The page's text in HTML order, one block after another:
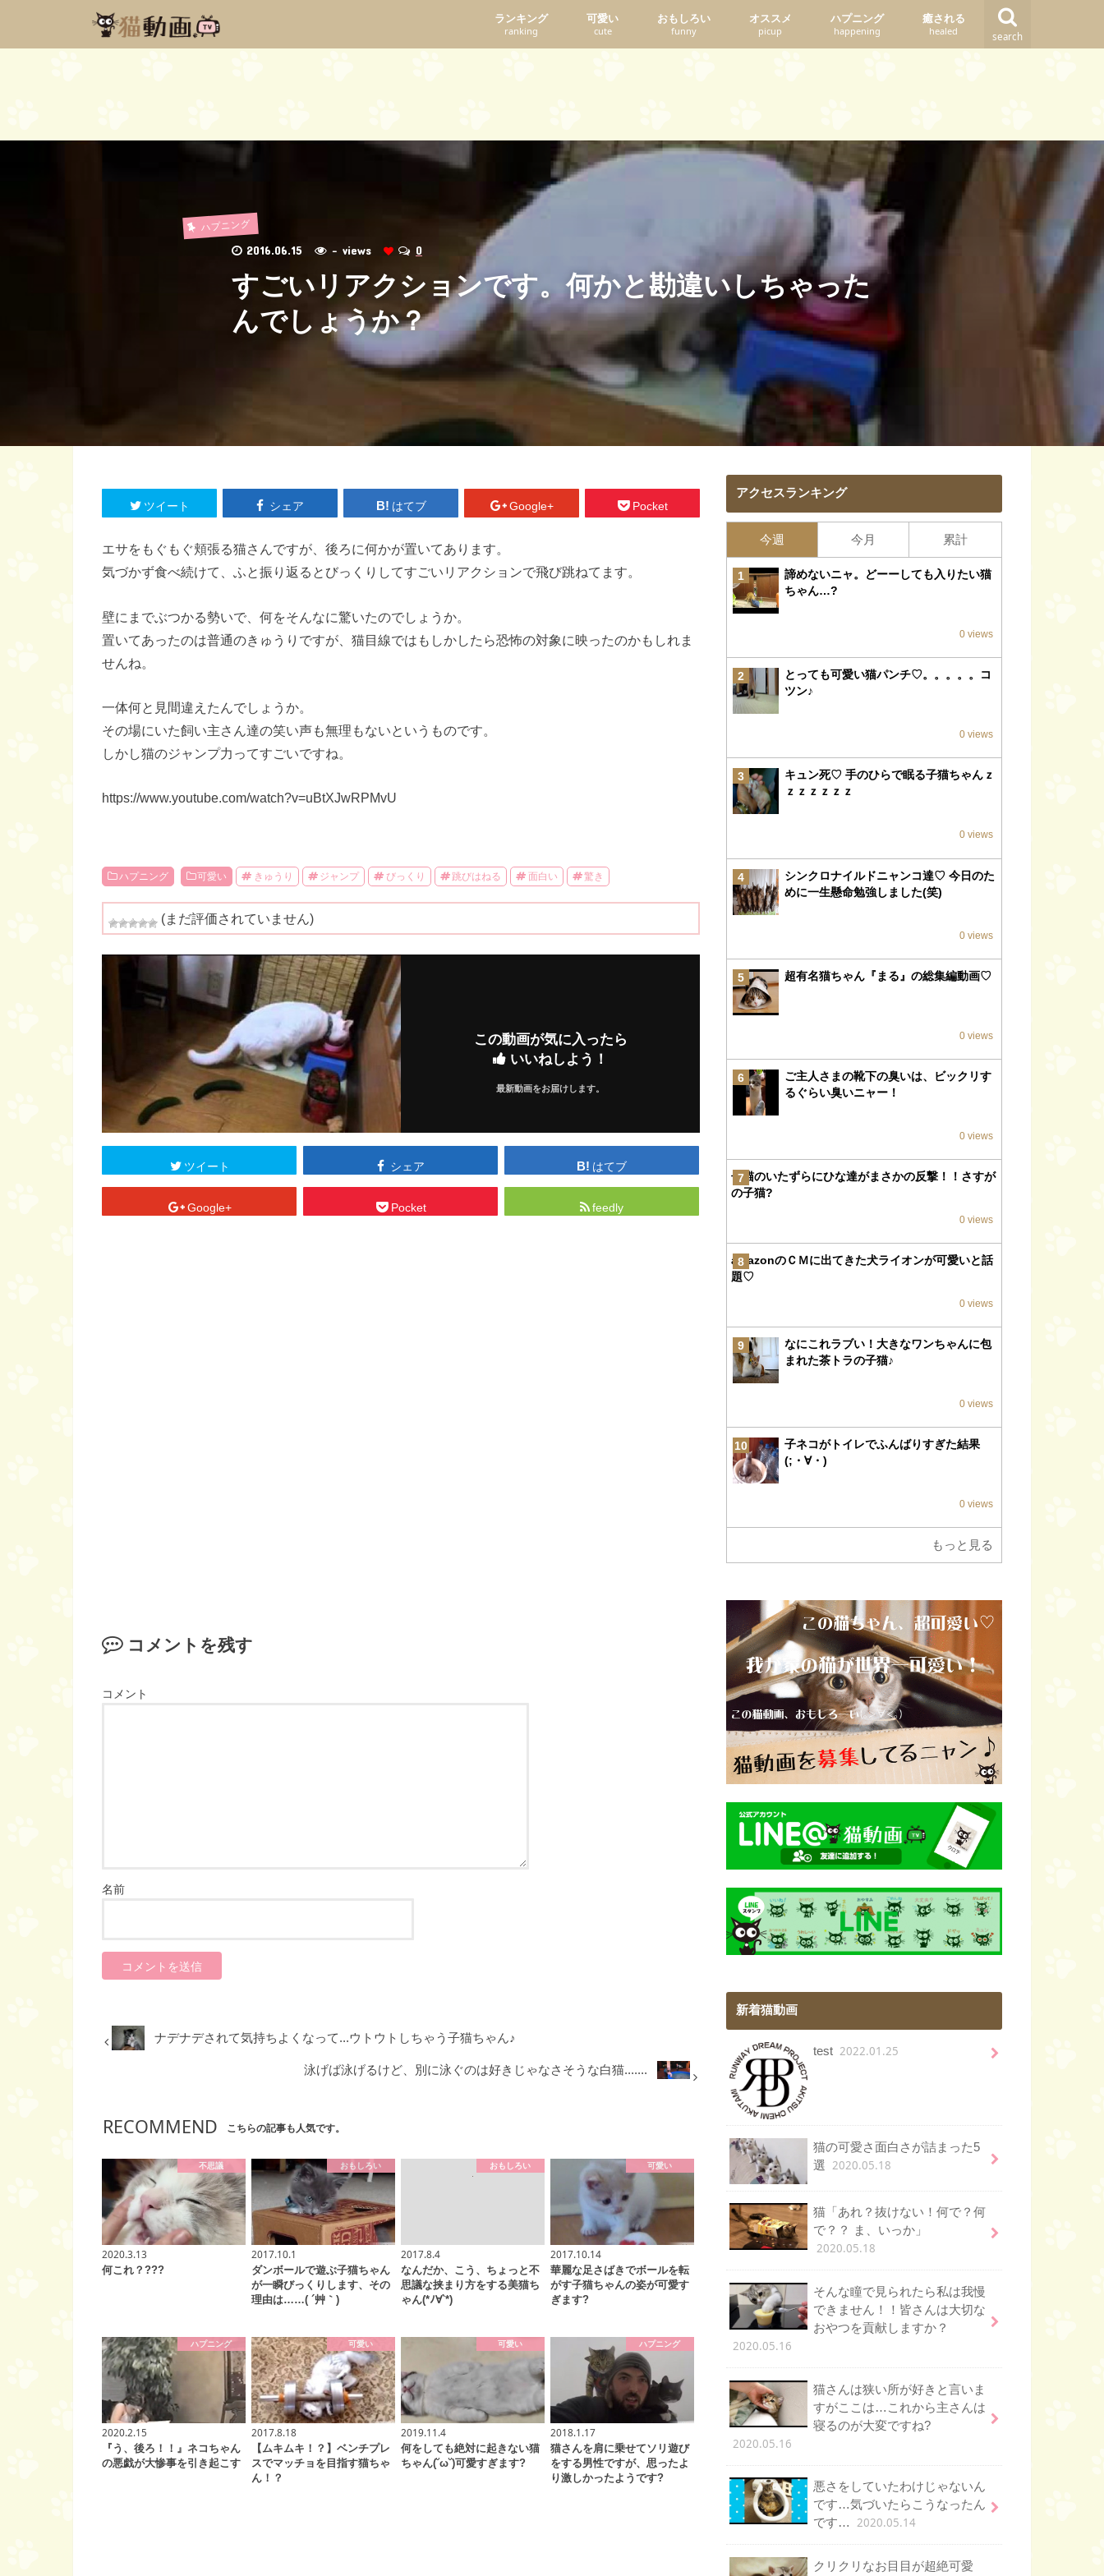
search
ランキング
ranking
可愛い
cute
おもしろい
funny
オススメ
picup
ハプニング
happening
癒される
healed
ハプニング
2016.06.15 - views 0
すごいリアクションです。何かと勘違いしちゃった
んでしょうか？
ツイート シェア はてブ Google+ Pocket
エサをもぐもぐ頬張る猫さんですが、後ろに何かが置いてあります。
気づかず食べ続けて、ふと振り返るとびっくりしてすごいリアクションで飛び跳ねてます。
壁にまでぶつかる勢いで、何をそんなに驚いたのでしょうか。
置いてあったのは普通のきゅうりですが、猫目線ではもしかしたら恐怖の対象に映ったのかもしれま
せんね。
一体何と見間違えたんでしょうか。
その場にいた飼い主さん達の笑い声も無理もないというものです。
しかし猫のジャンプ力ってすごいですね。
https://www.youtube.com/watch?v=uBtXJwRPMvU
ハプニング 可愛い きゅうり ジャンプ びっくり 跳びはねる 面白い 驚き
(まだ評価されていません)
この動画が気に入ったら
いいねしよう！
最新動画をお届けします。
ツイート シェア はてブ
Google+ Pocket feedly
コメントを残す
コメント
名前
ナデナデされて気持ちよくなって...ウトウトしちゃう子猫ちゃん♪
泳げば泳げるけど、別に泳ぐのは好きじゃなさそうな白猫.......
RECOMMEND こちらの記事も人気です。
不思議
2020.3.13
何これ？???
おもしろい
2017.10.1
ダンボールで遊ぶ子猫ちゃん
が一瞬びっくりします、その
理由は……( ´艸｀)
おもしろい
2017.8.4
なんだか、こう、ちょっと不
思議な挟まり方をする美猫ち
ゃん(*ﾉ∀`*)
可愛い
2017.10.14
華麗な足さばきでボールを転
がす子猫ちゃんの姿が可愛す
ぎます?
ハプニング
2020.2.15
『う、後ろ！！』ネコちゃん
の悪戯が大惨事を引き起こす
可愛い
2017.8.18
【ムキムキ！？】ベンチプレ
スでマッチョを目指す猫ちゃ
ん！？
可愛い
2019.11.4
何をしても絶対に起きない猫
ちゃん(˘ω˘)可愛すぎます?
ハプニング
2018.1.17
猫さんを肩に乗せてソリ遊び
をする男性ですが、思ったよ
り激しかったようです?
アクセスランキング
今週 今月 累計
1
諦めないニャ。どーーしても入りたい猫
ちゃん…?
0 views
2
とっても可愛い猫パンチ♡。。。。。コ
ツン♪
0 views
3
キュン死♡ 手のひらで眠る子猫ちゃんｚ
ｚｚｚｚｚｚ
0 views
4
シンクロナイルドニャンコ達♡ 今日のた
めに一生懸命勉強しました(笑)
0 views
5 超有名猫ちゃん『まる』の総集編動画♡
0 views
6
ご主人さまの靴下の臭いは、ビックリす
るぐらい臭いニャー！
0 views
7
子猫のいたずらにひな達がまさかの反撃！！さすが
の子猫?
0 views
8
amazonのＣＭに出てきた犬ライオンが可愛いと話
題♡
0 views
9
なにこれラブい！大きなワンちゃんに包
まれた茶トラの子猫♪
0 views
10
子ネコがトイレでふんばりすぎた結果
(;・∀・)
0 views
もっと見る
新着猫動画
test 2022.01.25
猫の可愛さ面白さが詰まった5
選 2020.05.18
猫「あれ？抜けない！何で？何
で？？ ま、いっか」
2020.05.18
そんな瞳で見られたら私は我慢
できません！！皆さんは大切な
おやつを貢献しますか？
2020.05.16
猫さんは狭い所が好きと言いま
すがここは…これから主さんは
寝るのが大変ですね?
2020.05.16
悪さをしていたわけじゃないん
です…気づいたらこうなったん
です…
2020.05.14
クリクリなお目目が超絶可愛